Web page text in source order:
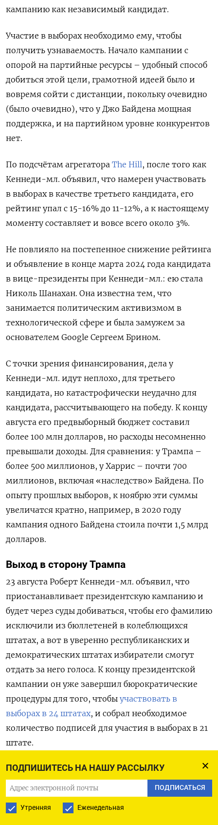
ПОДПИШИТЕСЬ НА НАШУ РАССЫЛКУ
ПОДПИСАТЬСЯ
Утренняя Еженедельная
кампанию как независимый кандидат.
Участие в выборах необходимо ему, чтобы
получить узнаваемость. Начало кампании с
опорой на партийные ресурсы – удобный способ
добиться этой цели, грамотной идеей было и
вовремя сойти с дистанции, покольку очевидно
(было очевидно), что у Джо Байдена мощная
поддержка, и на партийном уровне конкурентов
нет.
По подсчётам агрегатора The Hill, после того как
Кеннеди-мл. объявил, что намерен участвовать
в выборах в качестве третьего кандидата, его
рейтинг упал с 15-16% до 11-12%, а к настоящему
моменту составляет и вовсе всего около 3%.
Не повлияло на постепенное снижение рейтинга
и объявление в конце марта 2024 года кандидата
в вице-президенты при Кеннеди-мл.: ею стала
Николь Шанахан. Она известна тем, что
занимается политическим активизмом в
технологической сфере и была замужем за
основателем Google Сергеем Брином.
С точки зрения финансирования, дела у
Кеннеди-мл. идут неплохо, для третьего
кандидата, но катастрофически неудачно для
кандидата, рассчитывающего на победу. К концу
августа его предвыборный бюджет составил
более 100 млн долларов, но расходы несомненно
превышали доходы. Для сравнения: у Трампа –
более 500 миллионов, у Харрис – почти 700
миллионов, включая «наследство» Байдена. По
опыту прошлых выборов, к ноябрю эти суммы
увеличатся кратно, например, в 2020 году
кампания одного Байдена стоила почти 1,5 млрд
долларов.
Выход в сторону Трампа
23 августа Роберт Кеннеди-мл. объявил, что
приостанавливает президентскую кампанию и
будет через суды добиваться, чтобы его фамилию
исключили из бюллетеней в колеблющихся
штатах, а вот в уверенно республиканских и
демократических штатах избиратели смогут
отдать за него голоса. К концу президентской
кампании он уже завершил бюрократические
процедуры для того, чтобы участвовать в
выборах в 24 штатах, и собрал необходимое
количество подписей для участия в выборах в 21
штате.
В начале президентской гонки Роберт Кеннеди
как раз регистрировался в колеблющихся
штатах, а значит, и собирался сделать выход из
кампании предметом торга. С самого начала